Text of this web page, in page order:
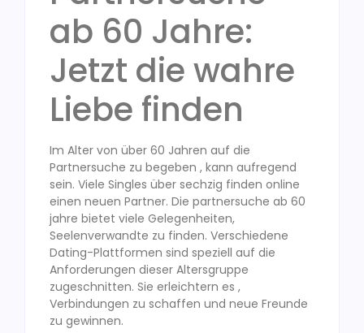
ab 60 Jahre:
Jetzt die wahre
Liebe finden
Im Alter von über 60 Jahren auf die
Partnersuche zu begeben , kann aufregend
sein. Viele Singles über sechzig finden online
einen neuen Partner. Die partnersuche ab 60
jahre bietet viele Gelegenheiten,
Seelenverwandte zu finden. Verschiedene
Dating-Plattformen sind speziell auf die
Anforderungen dieser Altersgruppe
zugeschnitten. Sie erleichtern es ,
Verbindungen zu schaffen und neue Freunde
zu gewinnen.